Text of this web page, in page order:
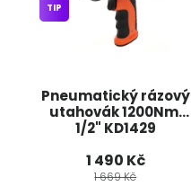
Pneumatický rázový
utahovák 1200Nm,
1/2" KD1429
TIP
1 490 Kč
1 669 Kč